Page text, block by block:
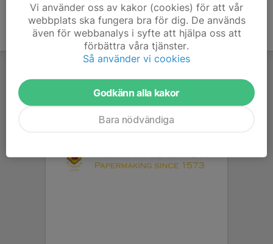
Vi använder oss av kakor (cookies) för att vår
webbplats ska fungera bra för dig. De används
även för webbanalys i syfte att hjälpa oss att
förbättra våra tjänster.
Så använder vi cookies
Godkänn alla kakor
Bara nödvändiga